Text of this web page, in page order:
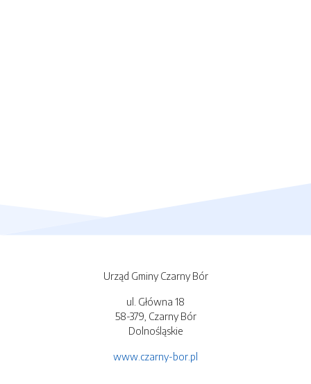
Urząd Gminy Czarny Bór
ul. Główna 18
58-379, Czarny Bór
Dolnośląskie
www.czarny-bor.pl